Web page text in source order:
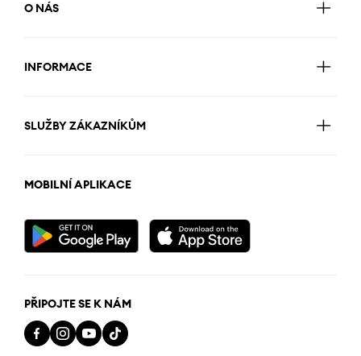
O NÁS
INFORMACE
SLUŽBY ZÁKAZNÍKŮM
MOBILNÍ APLIKACE
PŘIPOJTE SE K NÁM